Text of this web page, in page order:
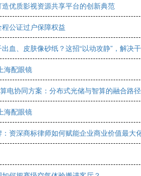
优质影视资源共享平台的创新典范
公证过户保障权益
血、皮肤像砂纸？这招“以动攻静”，解决
海配眼镜
电协同方案：分布式光储与智算的融合路径
海配眼镜
资深商标律师如何赋能企业商业价值最大